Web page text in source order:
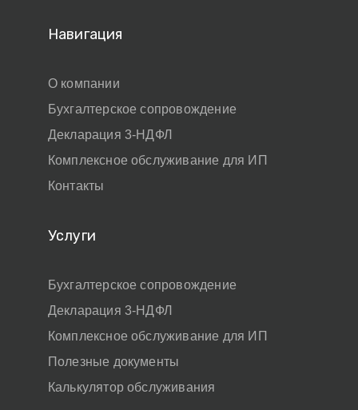
Навигация
О компании
Бухгалтерское сопровождение
Декларация 3-НДФЛ
Комплексное обслуживание для ИП
Контакты
Услуги
Бухгалтерское сопровождение
Декларация 3-НДФЛ
Комплексное обслуживание для ИП
Полезные документы
Калькулятор обслуживания